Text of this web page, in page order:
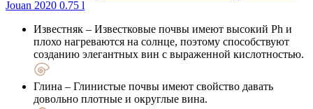
Известняк – Известковые почвы имеют высокий Ph и
плохо нагреваются на солнце, поэтому способствуют
созданию элегантных вин с выраженной кислотностью.
Глина – Глинистые почвы имеют свойство давать
довольно плотные и округлые вина.